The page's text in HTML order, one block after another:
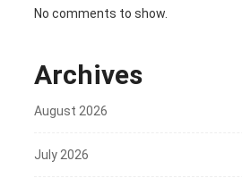
No comments to show.
Archives
August 2026
July 2026